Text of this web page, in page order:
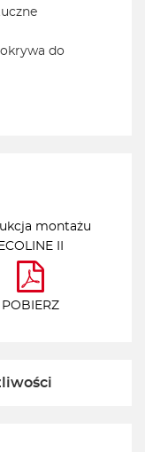
do
montażu
ECOLINE II
POBIERZ